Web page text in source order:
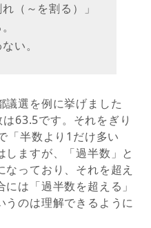
（～を割る）」
い。
議選を例に挙げました
63.5です。それをぎり
「半数より1だけ多い
ますが、「過半数」と
っており、それを超え
は「過半数を超える」
うのは理解できるように